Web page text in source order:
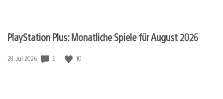
PlayStation Plus: Monatliche Spiele für August 2026
Veröffentlichungsdatum:
28. Jul 2026 6 10